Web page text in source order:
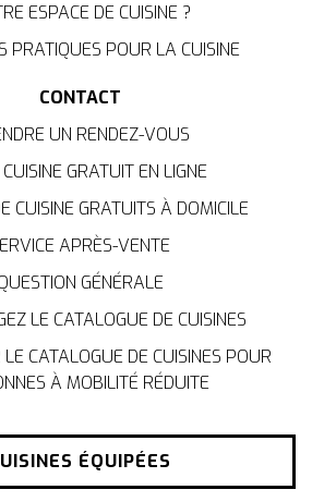
ESPACE DE CUISINE ?
PRATIQUES POUR LA CUISINE
CONTACT
UN RENDEZ-VOUS
GRATUIT EN LIGNE
CUISINE GRATUITS À DOMICILE
APRÈS-VENTE
GÉNÉRALE
LE CATALOGUE DE CUISINES
CATALOGUE DE CUISINES POUR
À MOBILITÉ RÉDUITE
ÉQUIPÉES